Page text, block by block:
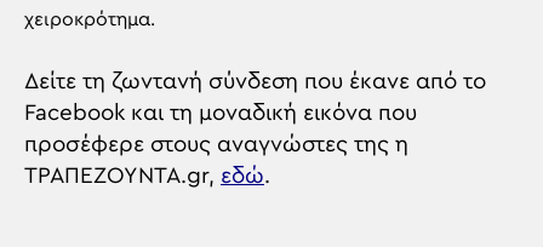
χειροκρότημα.
Δείτε τη ζωντανή σύνδεση που έκανε από το
Facebook και τη μοναδική εικόνα που
προσέφερε στους αναγνώστες της η
ΤΡΑΠΕΖΟΥΝΤΑ.gr, εδώ.